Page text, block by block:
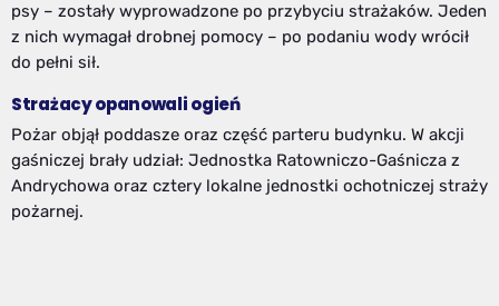
psy – zostały wyprowadzone po przybyciu strażaków. Jeden
z nich wymagał drobnej pomocy – po podaniu wody wrócił
do pełni sił.
Strażacy opanowali ogień
Pożar objął poddasze oraz część parteru budynku. W akcji
gaśniczej brały udział: Jednostka Ratowniczo-Gaśnicza z
Andrychowa oraz cztery lokalne jednostki ochotniczej straży
pożarnej.